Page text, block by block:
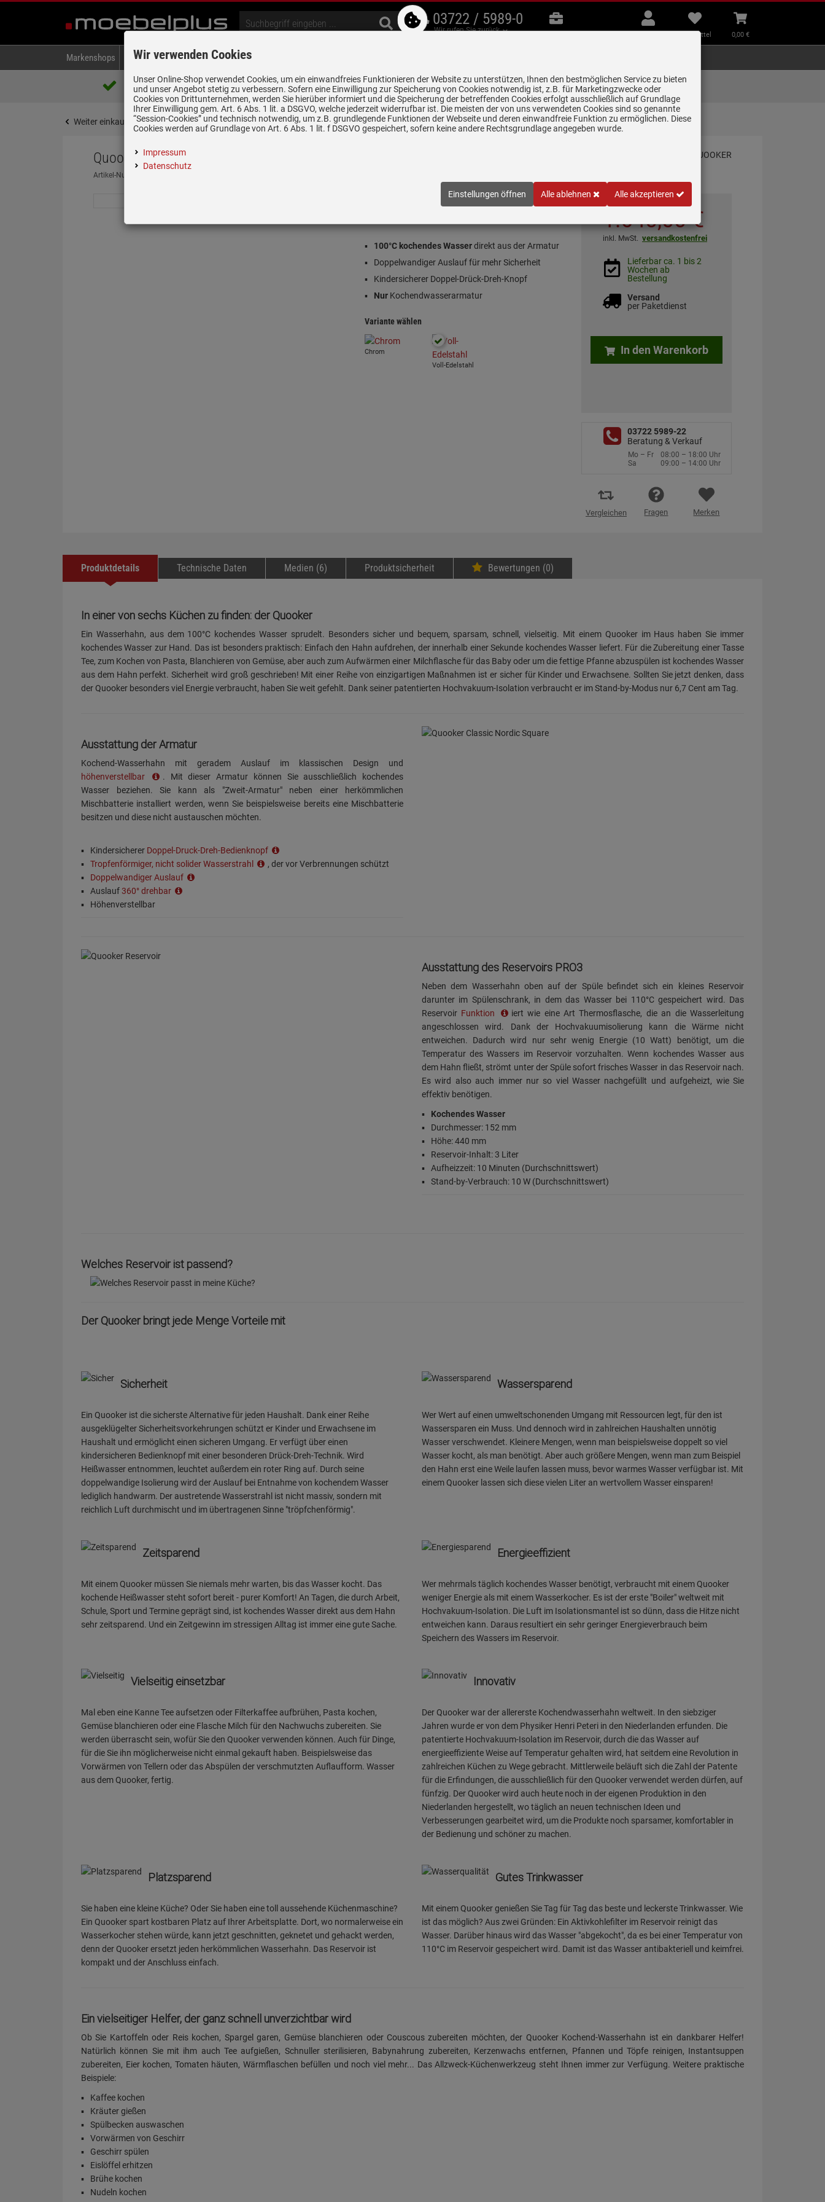
03722 / 5989-0
Wir rufen Sie zurück
B2B
Beratung
Mein
Konto
Merkzettel
aufklappen
Merkzettel
Warenkorb
aufklappen
0,00 €
Markenshops Backen & Kochen Kühlen & Gefrieren
Über 85.000 positive Bewertungen
auf eBay, Amazon und Trusted Shops
5 Jahre Garantie auf
alle gekennzeichneten Produkte
Lieferung zum
Wunschtermin
Weiter einkaufen Startseite Spülen & Armaturen Kochend- & Trinkwassersysteme Quooker PRO3 B Classic Nordic Square RVS (Voll-Ed…
Quooker PRO3 B Classic Nordic Square RVS (Voll-Edelstahl)
Artikel-Nummer:
Einloggen und Bewertung schreiben
100°C kochendes Wasserdirekt aus der Armatur
Doppelwandiger Auslauf für mehr Sicherheit
Kindersicherer Doppel-Drück-Dreh-Knopf
NurKochendwasserarmatur
Variante wählen
Chrom
Voll-Edelstahl
1.640,00 €
inkl. MwSt. versandkostenfrei
Lieferbar ca. 1 bis 2
Wochen ab
Bestellung
Versand
per Paketdienst
In den Warenkorb
03722 5989-22
Beratung & Verkauf
Mo – Fr
08:00 – 18:00 Uhr
Sa
09:00 – 14:00 Uhr
Vergleichen Fragen Merken
Produktdetails Technische Daten Medien (6) Produktsicherheit Bewertungen (0)
In einer von sechs Küchen zu finden: der Quooker
Ein Wasserhahn, aus dem 100°C kochendes Wasser sprudelt. Besonders sicher und bequem, sparsam, schnell, vielseitig. Mit einem Quooker im Haus haben Sie immer
kochendes Wasser zur Hand. Das ist besonders praktisch: Einfach den Hahn aufdrehen, der innerhalb einer Sekunde kochendes Wasser liefert. Für die Zubereitung einer Tasse
Tee, zum Kochen von Pasta, Blanchieren von Gemüse, aber auch zum Aufwärmen einer Milchflasche für das Baby oder um die fettige Pfanne abzuspülen ist kochendes Wasser
aus dem Hahn perfekt. Sicherheit wird groß geschrieben! Mit einer Reihe von einzigartigen Maßnahmen ist er sicher für Kinder und Erwachsene. Sollten Sie jetzt denken, dass
der Quooker besonders viel Energie verbraucht, haben Sie weit gefehlt. Dank seiner patentierten Hochvakuum-Isolation verbraucht er im Stand-by-Modus nur 6,7 Cent am Tag.
Ausstattung der Armatur
Kochend-Wasserhahn mit geradem Auslauf im klassischen Design und
höhenverstellbar
. Mit dieser Armatur können Sie ausschließlich kochendes
Wasser beziehen. Sie kann als "Zweit-Armatur" neben einer herkömmlichen
Mischbatterie installiert werden, wenn Sie beispielsweise bereits eine Mischbatterie
besitzen und diese nicht austauschen möchten.
Kindersicherer Doppel-Druck-Dreh-Bedienknopf
Tropfenförmiger, nicht solider Wasserstrahl
, der vor Verbrennungen schützt
Doppelwandiger Auslauf
Auslauf360° drehbar
Höhenverstellbar
Ausstattung des Reservoirs PRO3
Neben dem Wasserhahn oben auf der Spüle befindet sich ein kleines Reservoir
darunter im Spülenschrank, in dem das Wasser bei 110°C gespeichert wird. Das
Reservoir Funktion
iert wie eine Art Thermosflasche, die an die Wasserleitung
angeschlossen wird. Dank der Hochvakuumisolierung kann die Wärme nicht
entweichen. Dadurch wird nur sehr wenig Energie (10 Watt) benötigt, um die
Temperatur des Wassers im Reservoir vorzuhalten. Wenn kochendes Wasser aus
dem Hahn fließt, strömt unter der Spüle sofort frisches Wasser in das Reservoir nach.
Es wird also auch immer nur so viel Wasser nachgefüllt und aufgeheizt, wie Sie
effektiv benötigen.
Kochendes Wasser
Durchmesser: 152 mm
Höhe: 440 mm
Reservoir-Inhalt: 3 Liter
Aufheizzeit: 10 Minuten (Durchschnittswert)
Stand-by-Verbrauch: 10 W (Durchschnittswert)
Welches Reservoir ist passend?
Der Quooker bringt jede Menge Vorteile mit
Sicherheit
Ein Quooker ist die sicherste Alternative für jeden Haushalt. Dank einer Reihe
ausgeklügelter Sicherheitsvorkehrungen schützt er Kinder und Erwachsene im
Haushalt und ermöglicht einen sicheren Umgang. Er verfügt über einen
kindersicheren Bedienknopf mit einer besonderen Drück-Dreh-Technik. Wird
Heißwasser entnommen, leuchtet außerdem ein roter Ring auf. Durch seine
doppelwandige Isolierung wird der Auslauf bei Entnahme von kochendem Wasser
lediglich handwarm. Der austretende Wasserstrahl ist nicht massiv, sondern mit
reichlich Luft durchmischt und im übertragenen Sinne "tröpfchenförmig".
Wassersparend
Wer Wert auf einen umweltschonenden Umgang mit Ressourcen legt, für den ist
Wassersparen ein Muss. Und dennoch wird in zahlreichen Haushalten unnötig
Wasser verschwendet. Kleinere Mengen, wenn man beispielsweise doppelt so viel
Wasser kocht, als man benötigt. Aber auch größere Mengen, wenn man zum Beispiel
den Hahn erst eine Weile laufen lassen muss, bevor warmes Wasser verfügbar ist. Mit
einem Quooker lassen sich diese vielen Liter an wertvollem Wasser einsparen!
Zeitsparend
Mit einem Quooker müssen Sie niemals mehr warten, bis das Wasser kocht. Das
kochende Heißwasser steht sofort bereit - purer Komfort! An Tagen, die durch Arbeit,
Schule, Sport und Termine geprägt sind, ist kochendes Wasser direkt aus dem Hahn
sehr zeitsparend. Und ein Zeitgewinn im stressigen Alltag ist immer eine gute Sache.
Energieeffizient
Wer mehrmals täglich kochendes Wasser benötigt, verbraucht mit einem Quooker
weniger Energie als mit einem Wasserkocher. Es ist der erste "Boiler" weltweit mit
Hochvakuum-Isolation. Die Luft im Isolationsmantel ist so dünn, dass die Hitze nicht
entweichen kann. Daraus resultiert ein sehr geringer Energieverbrauch beim
Speichern des Wassers im Reservoir.
Vielseitig einsetzbar
Mal eben eine Kanne Tee aufsetzen oder Filterkaffee aufbrühen, Pasta kochen,
Gemüse blanchieren oder eine Flasche Milch für den Nachwuchs zubereiten. Sie
werden überrascht sein, wofür Sie den Quooker verwenden können. Auch für Dinge,
für die Sie ihn möglicherweise nicht einmal gekauft haben. Beispielsweise das
Vorwärmen von Tellern oder das Abspülen der verschmutzten Auflaufform. Wasser
aus dem Quooker, fertig.
Innovativ
Der Quooker war der allererste Kochendwasserhahn weltweit. In den siebziger
Jahren wurde er von dem Physiker Henri Peteri in den Niederlanden erfunden. Die
patentierte Hochvakuum-Isolation im Reservoir, durch die das Wasser auf
energieeffiziente Weise auf Temperatur gehalten wird, hat seitdem eine Revolution in
zahlreichen Küchen zu Wege gebracht. Mittlerweile beläuft sich die Zahl der Patente
für die Erfindungen, die ausschließlich für den Quooker verwendet werden dürfen, auf
fünfzig. Der Quooker wird auch heute noch in der eigenen Produktion in den
Niederlanden hergestellt, wo täglich an neuen technischen Ideen und
Verbesserungen gearbeitet wird, um die Produkte noch sparsamer, komfortabler in
der Bedienung und schöner zu machen.
Platzsparend
Sie haben eine kleine Küche? Oder Sie haben eine toll aussehende Küchenmaschine?
Ein Quooker spart kostbaren Platz auf Ihrer Arbeitsplatte. Dort, wo normalerweise ein
Wasserkocher stehen würde, kann jetzt geschnitten, geknetet und gehackt werden,
denn der Quooker ersetzt jeden herkömmlichen Wasserhahn. Das Reservoir ist
kompakt und der Anschluss einfach.
Gutes Trinkwasser
Mit einem Quooker genießen Sie Tag für Tag das beste und leckerste Trinkwasser. Wie
ist das möglich? Aus zwei Gründen: Ein Aktivkohlefilter im Reservoir reinigt das
Wasser. Darüber hinaus wird das Wasser "abgekocht", da es bei einer Temperatur von
110°C im Reservoir gespeichert wird. Damit ist das Wasser antibakteriell und keimfrei.
Ein vielseitiger Helfer, der ganz schnell unverzichtbar wird
Ob Sie Kartoffeln oder Reis kochen, Spargel garen, Gemüse blanchieren oder Couscous zubereiten möchten, der Quooker Kochend-Wasserhahn ist ein dankbarer Helfer!
Natürlich können Sie mit ihm auch Tee aufgießen, Schnuller sterilisieren, Babynahrung zubereiten, Kerzenwachs entfernen, Pfannen und Töpfe reinigen, Instantsuppen
zubereiten, Eier kochen, Tomaten häuten, Wärmflaschen befüllen und noch viel mehr... Das Allzweck-Küchenwerkzeug steht Ihnen immer zur Verfügung. Weitere praktische
Beispiele:
Kaffee kochen
Kräuter gießen
Spülbecken auswaschen
Vorwärmen von Geschirr
Geschirr spülen
Eislöffel erhitzen
Brühe kochen
Nudeln kochen
Wir verwenden Cookies
Unser Online-Shop verwendet Cookies, um ein einwandfreies Funktionieren der Website zu unterstützen, Ihnen den bestmöglichen Service zu bieten
und unser Angebot stetig zu verbessern. Sofern eine Einwilligung zur Speicherung von Cookies notwendig ist, z.B. für Marketingzwecke oder
Cookies von Drittunternehmen, werden Sie hierüber informiert und die Speicherung der betreffenden Cookies erfolgt ausschließlich auf Grundlage
Ihrer Einwilligung gem. Art. 6 Abs. 1 lit. a DSGVO, welche jederzeit widerrufbar ist. Die meisten der von uns verwendeten Cookies sind so genannte
“Session-Cookies” und technisch notwendig, um z.B. grundlegende Funktionen der Webseite und deren einwandfreie Funktion zu ermöglichen. Diese
Cookies werden auf Grundlage von Art. 6 Abs. 1 lit. f DSGVO gespeichert, sofern keine andere Rechtsgrundlage angegeben wurde.
Impressum
Datenschutz
Einstellungen öffnen Alle ablehnen Alle akzeptieren